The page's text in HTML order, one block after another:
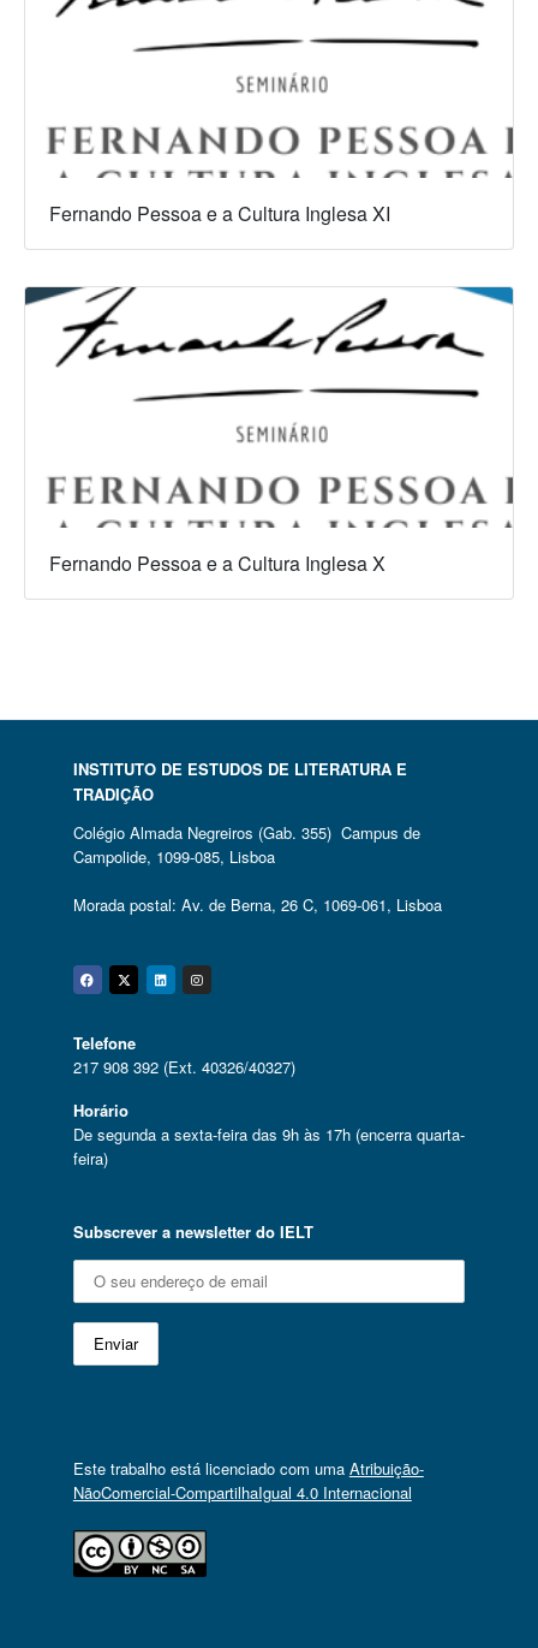
Fernando Pessoa e a Cultura Inglesa XI
Fernando Pessoa e a Cultura Inglesa X
INSTITUTO DE ESTUDOS DE LITERATURA E
TRADIÇÃO
Colégio Almada Negreiros (Gab. 355) Campus de
Campolide, 1099-085, Lisboa
Morada postal: Av. de Berna, 26 C, 1069-061, Lisboa
Facebook
Twitter
Linkedin
Instagram
Telefone
217 908 392 (Ext. 40326/40327)
Horário
De segunda a sexta-feira das 9h às 17h (encerra quarta-
feira)
Subscrever a newsletter do IELT
Este trabalho está licenciado com uma Atribuição-
NãoComercial-CompartilhaIgual 4.0 Internacional